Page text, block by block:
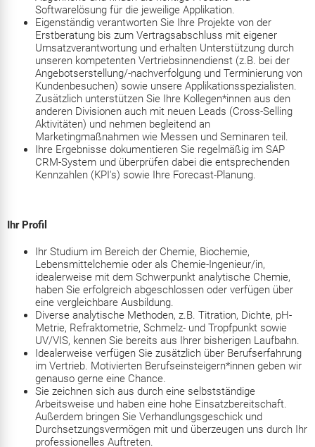
Softwarelösung für die jeweilige Applikation.
Eigenständig verantworten Sie Ihre Projekte von der
Erstberatung bis zum Vertragsabschluss mit eigener
Umsatzverantwortung und erhalten Unterstützung durch
unseren kompetenten Vertriebsinnendienst (z.B. bei der
Angebotserstellung/-nachverfolgung und Terminierung von
Kundenbesuchen) sowie unsere Applikationsspezialisten.
Zusätzlich unterstützen Sie Ihre Kollegen*innen aus den
anderen Divisionen auch mit neuen Leads (Cross-Selling
Aktivitäten) und nehmen begleitend an
Marketingmaßnahmen wie Messen und Seminaren teil.
Ihre Ergebnisse dokumentieren Sie regelmäßig im SAP
CRM-System und überprüfen dabei die entsprechenden
Kennzahlen (KPI's) sowie Ihre Forecast-Planung.
Ihr Profil
Ihr Studium im Bereich der Chemie, Biochemie,
Lebensmittelchemie oder als Chemie-Ingenieur/in,
idealerweise mit dem Schwerpunkt analytische Chemie,
haben Sie erfolgreich abgeschlossen oder verfügen über
eine vergleichbare Ausbildung.
Diverse analytische Methoden, z.B. Titration, Dichte, pH-
Metrie, Refraktometrie, Schmelz- und Tropfpunkt sowie
UV/VIS, kennen Sie bereits aus Ihrer bisherigen Laufbahn.
Idealerweise verfügen Sie zusätzlich über Berufserfahrung
im Vertrieb. Motivierten Berufseinsteigern*innen geben wir
genauso gerne eine Chance.
Sie zeichnen sich aus durch eine selbstständige
Arbeitsweise und haben eine hohe Einsatzbereitschaft.
Außerdem bringen Sie Verhandlungsgeschick und
Durchsetzungsvermögen mit und überzeugen uns durch Ihr
professionelles Auftreten.